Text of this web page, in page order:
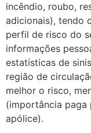
incêndio, roubo,
adicionais), tendo
perfil de risco do
informações
estatísticas de
região de
melhor o risco,
(importância paga
apólice).